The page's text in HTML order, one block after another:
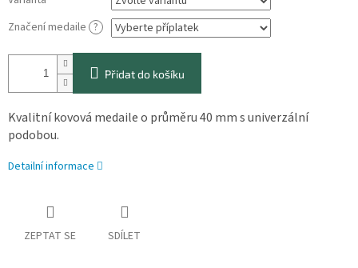
Značení medaile ?
Přidat do košíku
Kvalitní kovová medaile o průměru 40 mm s univerzální
podobou.
Detailní informace
ZEPTAT SE SDÍLET